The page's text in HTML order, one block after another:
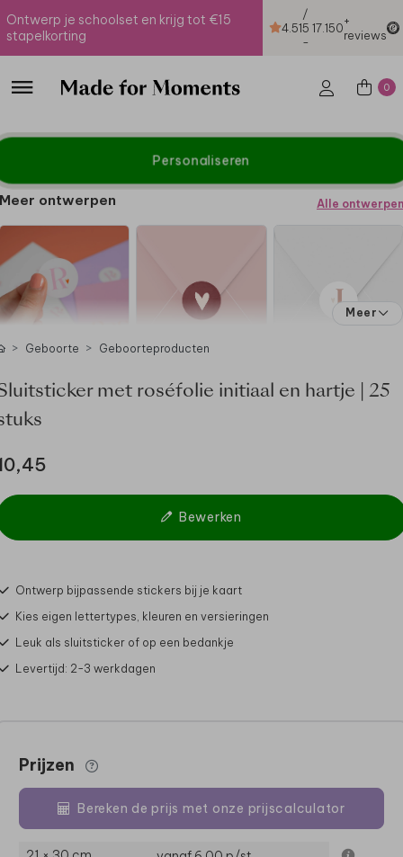
Ontwerp je schoolset en krijg tot €15
stapelkorting
4.51
/
5
-
17.150+
reviews
0
Personaliseren
Meer ontwerpen Alle ontwerpen
Meer
Geboorte Geboorteproducten
met roséfolie initiaal en hartje | 25
Bewerken
Ontwerp bijpassende stickers bij je kaart
Kies eigen lettertypes, kleuren en versieringen
Leuk als sluitsticker of op een bedankje
Levertijd: 2-3 werkdagen
Prijzen
Bereken de prijs met onze prijscalculator